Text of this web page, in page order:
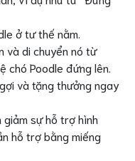
ở tư thế nằm.
và di chuyển nó từ
chó Poodle đứng lên.
và tặng thưởng ngay
sự hỗ trợ hình
hỗ trợ bằng miếng